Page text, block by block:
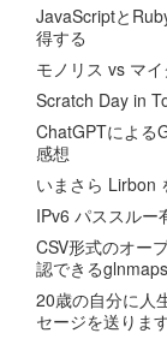
JavaScriptと
得する
モノリス vs マ
Scratch Day in
ChatGPTによる
感想
いまさら Lirbon
IPv6 パススルー
CSV形式のオー
認できる
20歳の自分に人
セージを送りま